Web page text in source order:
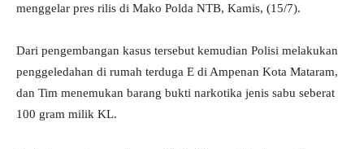
menggelar pres rilis di Mako Polda NTB, Kamis, (15/7).
Dari pengembangan kasus tersebut kemudian Polisi melakukan
penggeledahan di rumah terduga E di Ampenan Kota Mataram,
dan Tim menemukan barang bukti narkotika jenis sabu seberat
100 gram milik KL.